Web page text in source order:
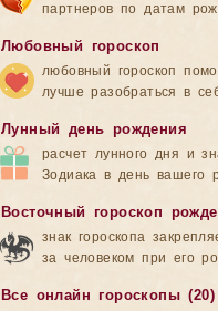
партнеров по датам
Любовный гороскоп
любовный гороскоп
лучше разобраться в
Лунный день рождения
расчет лунного дня и
Зодиака в день вашего
Восточный гороскоп
знак гороскопа
за человеком при его
Все онлайн гороскопы (20)